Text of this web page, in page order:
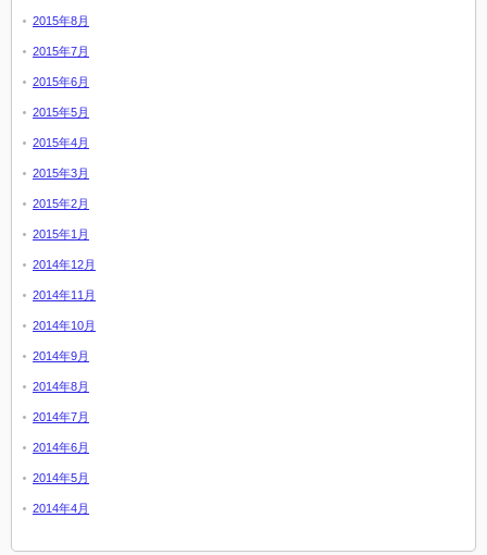
2015年8月
2015年7月
2015年6月
2015年5月
2015年4月
2015年3月
2015年2月
2015年1月
2014年12月
2014年11月
2014年10月
2014年9月
2014年8月
2014年7月
2014年6月
2014年5月
2014年4月